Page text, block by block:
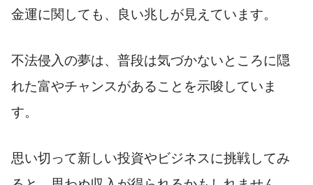
金運に関しても、良い兆しが見えています。
不法侵入の夢は、普段は気づかないところに隠
れた富やチャンスがあることを示唆していま
す。
思い切って新しい投資やビジネスに挑戦してみ